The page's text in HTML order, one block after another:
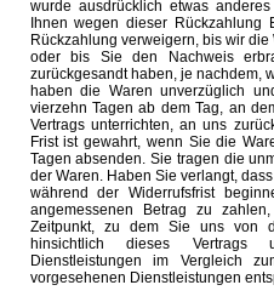
wurde ausdrücklich etwas
Ihnen wegen dieser Rückzahlung
Rückzahlung verweigern, bis wir
oder bis Sie den Nachweis
zurückgesandt haben, je nachdem,
haben die Waren unverzüglich
vierzehn Tagen ab dem Tag, an
Vertrags unterrichten, an uns
Frist ist gewahrt, wenn Sie die
Tagen absenden. Sie tragen die
der Waren. Haben Sie verlangt,
während der Widerrufsfrist
angemessenen Betrag zu
Zeitpunkt, zu dem Sie uns von
hinsichtlich dieses Vertrags
Dienstleistungen im Vergleich
vorgesehenen Dienstleistungen